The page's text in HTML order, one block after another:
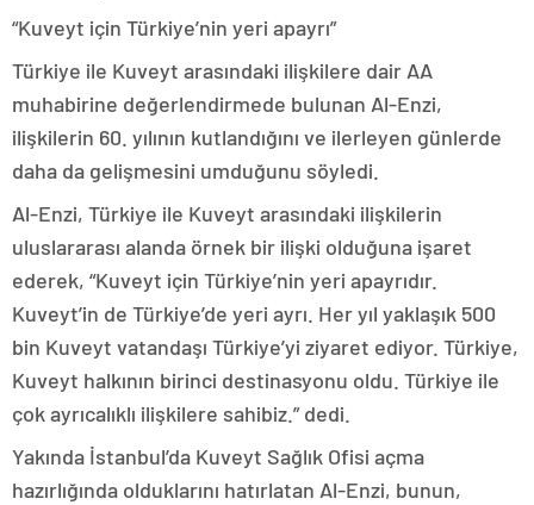
“Kuveyt için Türkiye’nin yeri apayrı”
Türkiye ile Kuveyt arasındaki ilişkilere dair AA
muhabirine değerlendirmede bulunan Al-Enzi,
ilişkilerin 60. yılının kutlandığını ve ilerleyen günlerde
daha da gelişmesini umduğunu söyledi.
Al-Enzi, Türkiye ile Kuveyt arasındaki ilişkilerin
uluslararası alanda örnek bir ilişki olduğuna işaret
ederek, “Kuveyt için Türkiye’nin yeri apayrıdır.
Kuveyt’in de Türkiye’de yeri ayrı. Her yıl yaklaşık 500
bin Kuveyt vatandaşı Türkiye’yi ziyaret ediyor. Türkiye,
Kuveyt halkının birinci destinasyonu oldu. Türkiye ile
çok ayrıcalıklı ilişkilere sahibiz.” dedi.
Yakında İstanbul’da Kuveyt Sağlık Ofisi açma
hazırlığında olduklarını hatırlatan Al-Enzi, bunun,